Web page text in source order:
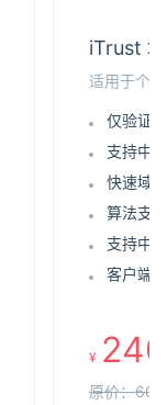
iTrust
适用于个
仅验证
支持中
快速域
算法支
支持中
客户端
¥ 240
原价：